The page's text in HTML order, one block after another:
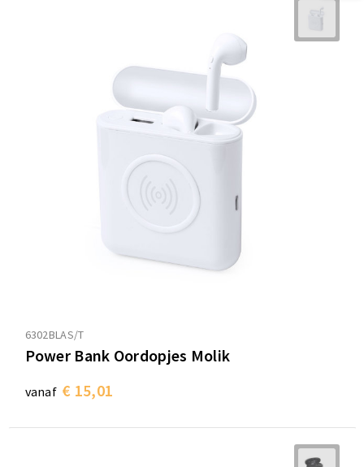
6302BLAS/T
Power Bank Oordopjes Molik
vanaf € 15,01